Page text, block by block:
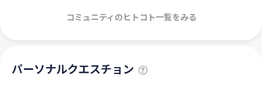
コミュニティのヒトコト一覧をみる
パーソナルクエスチョン